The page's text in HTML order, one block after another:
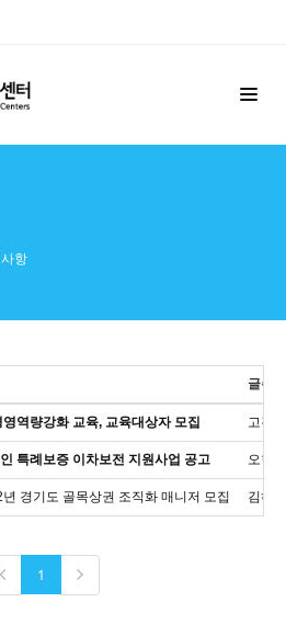
항
글쓴이
역량강화 교육, 교육대상자 모집 고경민
특례보증 이차보전 지원사업 공고 오현정
경기도 골목상권 조직화 매니저 모집 김하늘
1